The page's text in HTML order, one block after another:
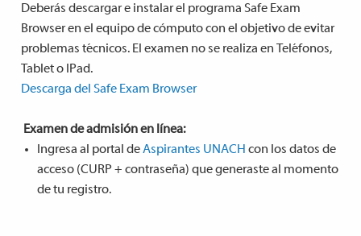
Deberás descargar e instalar el programa Safe Exam
Browser en el equipo de cómputo con el objetivo de evitar
problemas técnicos. El examen no se realiza en Teléfonos,
Tablet o IPad.
Descarga del Safe Exam Browser
Examen de admisión en línea:
Ingresa al portal deAspirantes UNACH con los datos de
acceso (CURP + contraseña) que generaste al momento
de tu registro.